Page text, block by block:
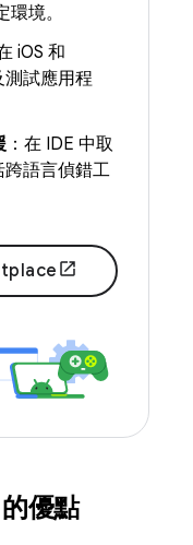
境。
iOS 和
試應用程
：在 IDE 中取
語言偵錯工
優點